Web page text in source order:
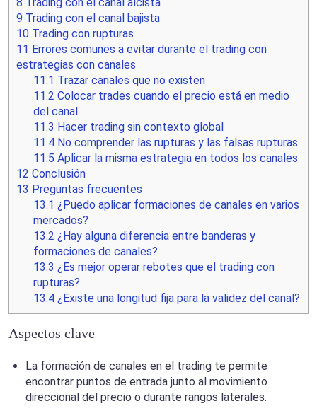
9 Trading con el canal bajista
10 Trading con rupturas
11 Errores comunes a evitar durante el trading con
estrategias con canales
11.1 Trazar canales que no existen
11.2 Colocar trades cuando el precio está en medio
del canal
11.3 Hacer trading sin contexto global
11.4 No comprender las rupturas y las falsas rupturas
11.5 Aplicar la misma estrategia en todos los canales
12 Conclusión
13 Preguntas frecuentes
13.1 ¿Puedo aplicar formaciones de canales en varios
mercados?
13.2 ¿Hay alguna diferencia entre banderas y
formaciones de canales?
13.3 ¿Es mejor operar rebotes que el trading con
rupturas?
13.4 ¿Existe una longitud fija para la validez del canal?
Aspectos clave
La formación de canales en el trading te permite
encontrar puntos de entrada junto al movimiento
direccional del precio o durante rangos laterales.